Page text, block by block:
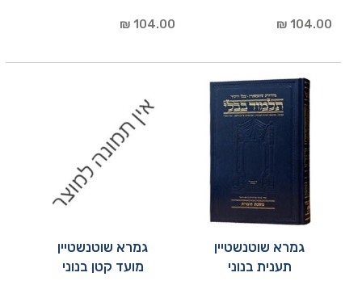
104.00 ₪
104.00 ₪
גמרא שוטנשטיין
תענית בנוני
גמרא שוטנשטיין
מועד קטן בנוני